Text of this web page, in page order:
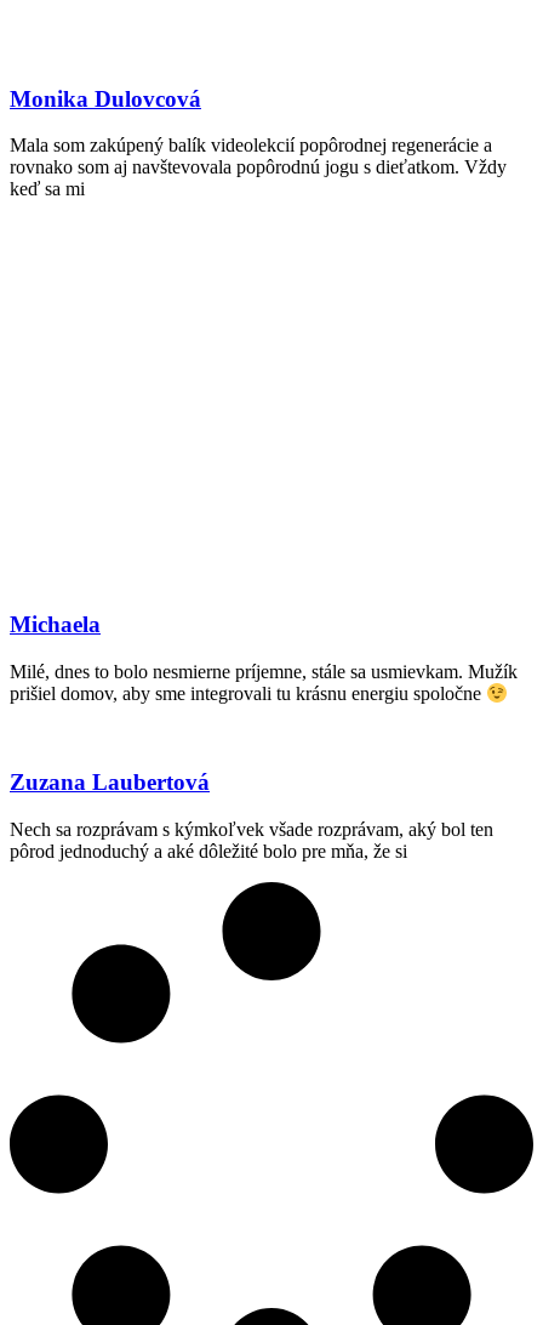
Monika Dulovcová
Mala som zakúpený balík videolekcií popôrodnej regenerácie a
rovnako som aj navštevovala popôrodnú jogu s dieťatkom. Vždy
keď sa mi
Michaela
Milé, dnes to bolo nesmierne príjemne, stále sa usmievkam. Mužík
prišiel domov, aby sme integrovali tu krásnu energiu spoločne
Zuzana Laubertová
Nech sa rozprávam s kýmkoľvek všade rozprávam, aký bol ten
pôrod jednoduchý a aké dôležité bolo pre mňa, že si